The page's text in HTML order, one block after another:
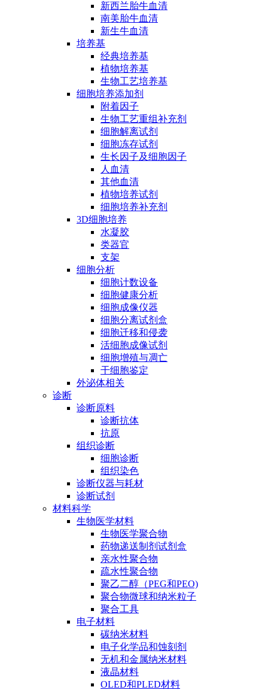
新西兰胎牛血清
南美胎牛血清
新生牛血清
培养基
经典培养基
植物培养基
生物工艺培养基
细胞培养添加剂
附着因子
生物工艺重组补充剂
细胞解离试剂
细胞冻存试剂
生长因子及细胞因子
人血清
其他血清
植物培养试剂
细胞培养补充剂
3D细胞培养
水凝胶
类器官
支架
细胞分析
细胞计数设备
细胞健康分析
细胞成像仪器
细胞分离试剂盒
细胞迁移和侵袭
活细胞成像试剂
细胞增殖与凋亡
干细胞鉴定
外泌体相关
诊断
诊断原料
诊断抗体
抗原
组织诊断
细胞诊断
组织染色
诊断仪器与耗材
诊断试剂
材料科学
生物医学材料
生物医学聚合物
药物递送制剂试剂盒
亲水性聚合物
疏水性聚合物
聚乙二醇（PEG和PEO)
聚合物微球和纳米粒子
聚合工具
电子材料
碳纳米材料
电子化学品和蚀刻剂
无机和金属纳米材料
液晶材料
OLED和PLED材料